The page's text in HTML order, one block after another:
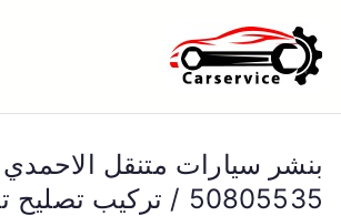
إلى
المحتوى
الكويت
بنشر متنقل الكويت
بارخص الاسعار
بنشر سيارات متنقل
50805535 / تركيب